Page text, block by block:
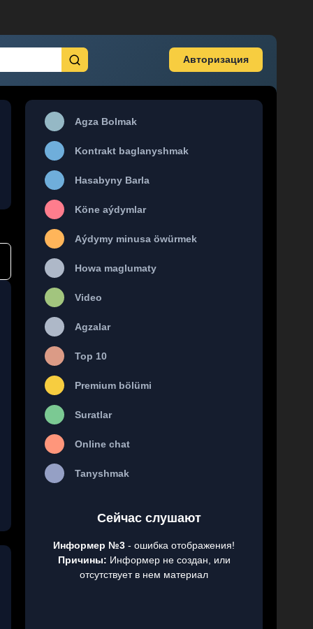
Авторизация
Agza Bolmak
Kontrakt baglanyshmak
Hasabyny Barla
Köne aýdymlar
Aýdymy minusa öwürmek
Howa maglumaty
Video
Agzalar
Top 10
Premium bölümi
Suratlar
Online chat
Tanyshmak
Сейчас слушают
Информер №3 - ошибка отображения!
Причины: Информер не создан, или
отсутствует в нем материал